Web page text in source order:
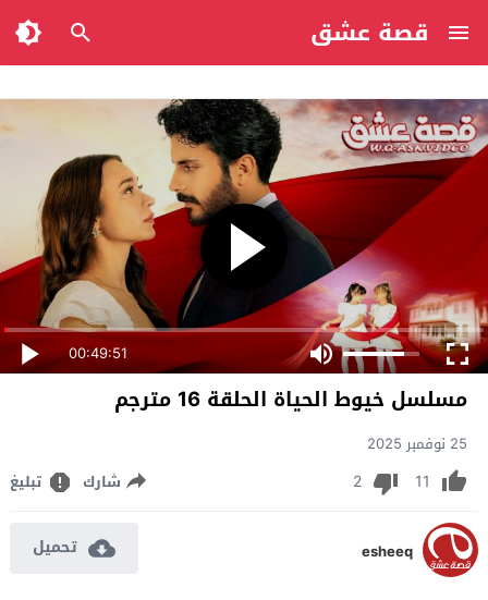
قصة عشق
00:49:51
مسلسل خيوط الحياة الحلقة 16 مترجم
25 نوفمبر 2025
11
2 شارك تبليغ
esheeq تحميل